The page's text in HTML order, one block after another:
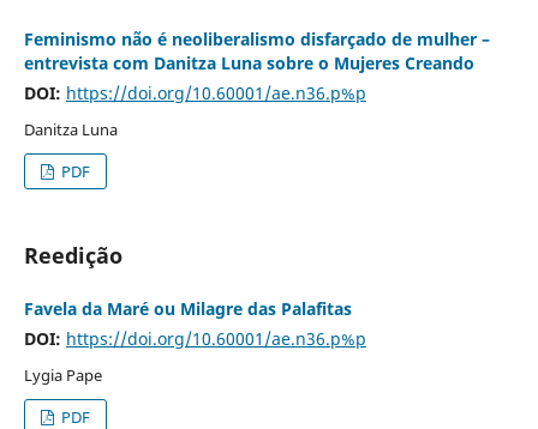
Feminismo não é neoliberalismo disfarçado de mulher –
entrevista com Danitza Luna sobre o Mujeres Creando
DOI: https://doi.org/10.60001/ae.n36.p%p
Danitza Luna
PDF
Reedição
Favela da Maré ou Milagre das Palafitas
DOI: https://doi.org/10.60001/ae.n36.p%p
Lygia Pape
PDF